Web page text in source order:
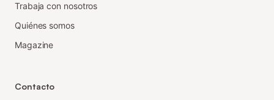
Trabaja con nosotros
Quiénes somos
Magazine
Contacto